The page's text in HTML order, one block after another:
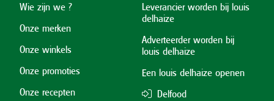
Wie zijn we ?
Onze merken
Onze winkels
Onze promoties
Onze recepten
Leverancier worden bij louis
delhaize
Adverteerder worden bij
louis delhaize
Een louis delhaize openen
Delfood